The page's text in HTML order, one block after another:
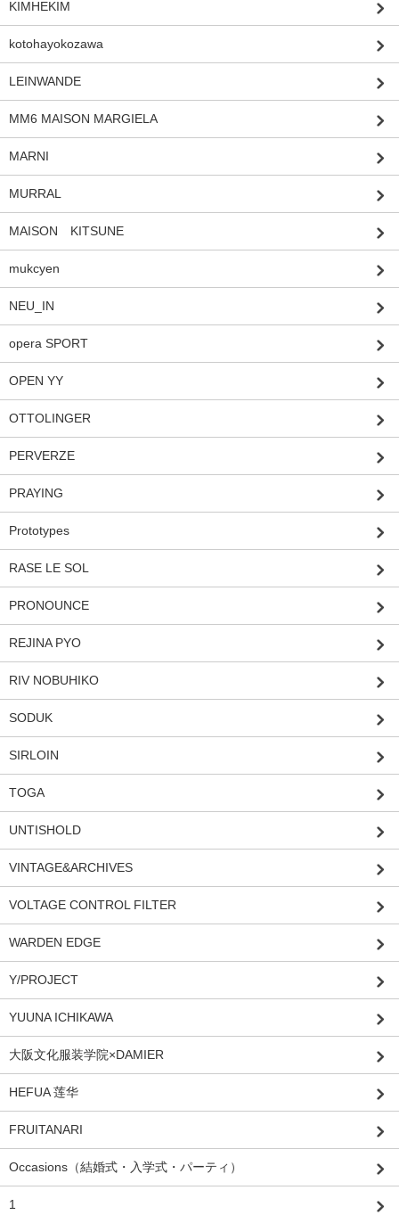
KIMHEKIM
kotohayokozawa
LEINWANDE
MM6 MAISON MARGIELA
MARNI
MURRAL
MAISON KITSUNE
mukcyen
NEU_IN
opera SPORT
OPEN YY
OTTOLINGER
PERVERZE
PRAYING
Prototypes
RASE LE SOL
PRONOUNCE
REJINA PYO
RIV NOBUHIKO
SODUK
SIRLOIN
TOGA
UNTISHOLD
VINTAGE&ARCHIVES
VOLTAGE CONTROL FILTER
WARDEN EDGE
Y/PROJECT
YUUNA ICHIKAWA
大阪文化服装学院×DAMIER
HEFUA 莲华
FRUITANARI
Occasions（結婚式・入学式・パーティ）
1